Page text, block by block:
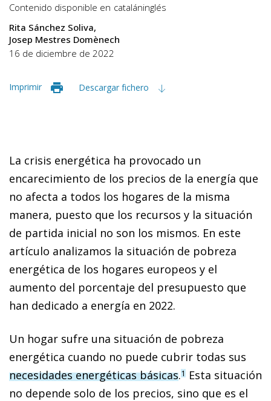
Contenido disponible en cataláninglés
Rita Sánchez Soliva
Josep Mestres Domènech
16 de diciembre de 2022
Imprimir Descargar fichero
La crisis energética ha provocado un
encarecimiento de los precios de la energía que
no afecta a todos los hogares de la misma
manera, puesto que los recursos y la situación
de partida inicial no son los mismos. En este
artículo analizamos la situación de pobreza
energética de los hogares europeos y el
aumento del porcentaje del presupuesto que
han dedicado a energía en 2022.
Un hogar sufre una situación de pobreza
energética cuando no puede cubrir todas sus
necesidades energéticas básicas.1 Esta situación
no depende solo de los precios, sino que es el